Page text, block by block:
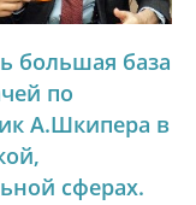
большая база
по
А.Шкипера в
сферах.